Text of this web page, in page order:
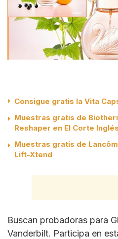
Consigue gratis la Vita
Muestras gratis de
Reshaper en El Corte Inglés
Muestras gratis de
Lift-Xtend
Buscan probadoras para
Vanderbilt. Participa en